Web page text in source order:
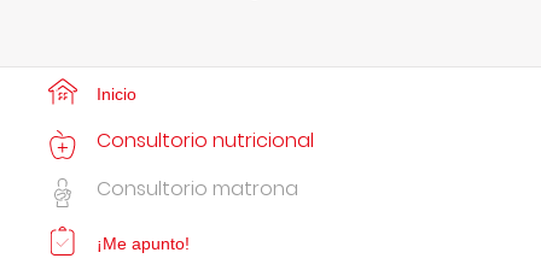
Inicio
Consultorio nutricional
Consultorio matrona
¡Me apunto!